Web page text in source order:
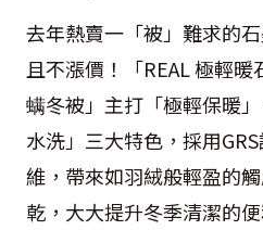
去年熱賣一「被」難求的
且不漲價！「REAL 極輕
螨冬被」主打「極輕保暖
水洗」三大特色，採用
維，帶來如羽絨般輕盈的
乾，大大提升冬季清潔的